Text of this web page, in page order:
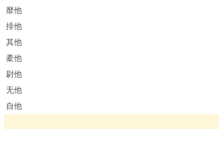
靡他
排他
其他
橐他
尉他
无他
自他